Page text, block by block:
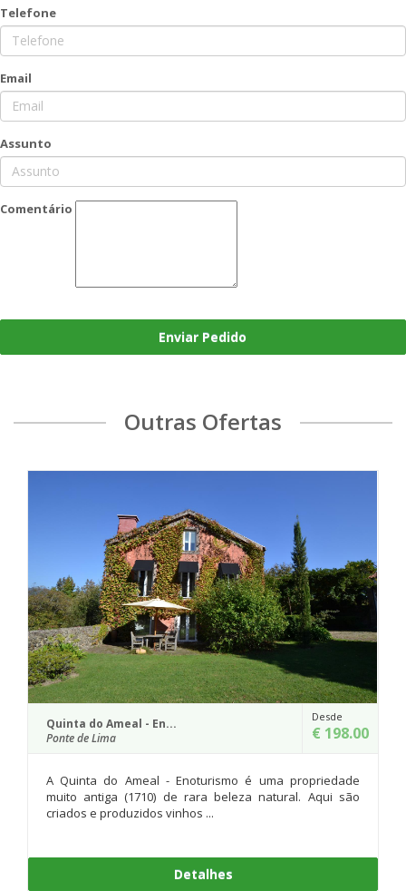
Telefone
Email
Assunto
Comentário
Enviar Pedido
Outras Ofertas
198.00
Quinta do Mosteiro
Ponte da Barca
Situada no Concelho de Ponte barca, no Norte
Portugal, e construída em 1896, a Quinta do Mosteiro
parte da história da famí...